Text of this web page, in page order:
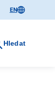
EN
Hledat